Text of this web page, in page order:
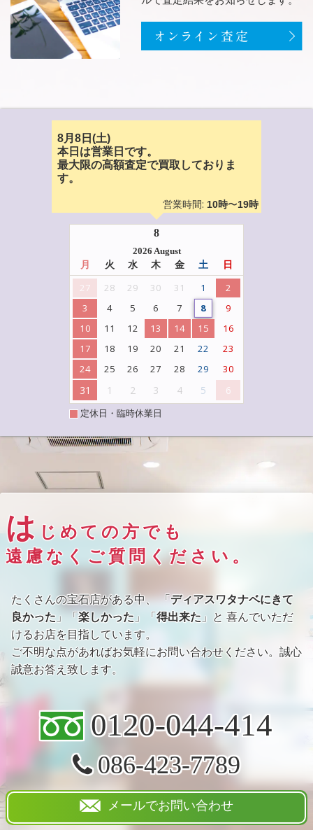
8月8日(土)
本日は営業日です。
最大限の高額査定で買取しておりま
す。
営業時間: 10時〜19時
8
2026 August
月
火 水 木 金 土 日
27 28 29 30 31 1
2
3
4 5 6 7 8
9
10
11 12 13 14 15
16
17
18 19 20 21 22
23
24
25 26 27 28 29 30
31 1 2 3 4 5 6
定休日・臨時休業日
はじめての方でも
遠慮なくご質問ください。
たくさんの宝石店がある中、 「ディアスワタナベにきて
良かった」「楽しかった 」「得出来た 」と 喜んでいただ
けるお店を目指しています。
ご不明な点があればお気軽にお問い合わせください。誠心
誠意お答え致します。
0120-044-414
086-423-7789
メールでお問い合わせ